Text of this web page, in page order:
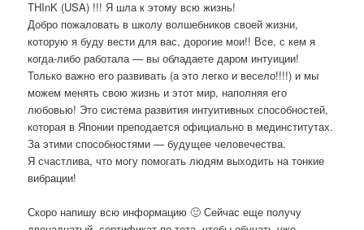
THInK (USA) !!! Я шла к этому всю жизнь!
Добро пожаловать в школу волшебников своей жизни,
которую я буду вести для вас, дорогие мои!! Все, с кем я
когда-либо работала — вы обладаете даром интуиции!
Только важно его развивать (а это легко и весело!!!!) и мы
можем менять свою жизнь и этот мир, наполняя его
любовью! Это система развития интуитивных способностей,
которая в Японии преподается официально в мединститутах.
За этими способностями — будущее человечества.
Я счастлива, что могу помогать людям выходить на тонкие
вибрации!
Скоро напишу всю информацию🙂 Сейчас еще получу